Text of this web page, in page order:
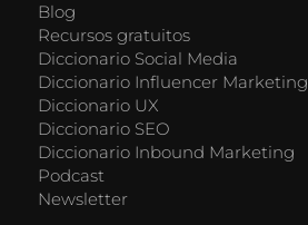
Blog
Recursos gratuitos
Diccionario Social Media
Diccionario Influencer Marketing
Diccionario UX
Diccionario SEO
Diccionario Inbound Marketing
Podcast
Newsletter